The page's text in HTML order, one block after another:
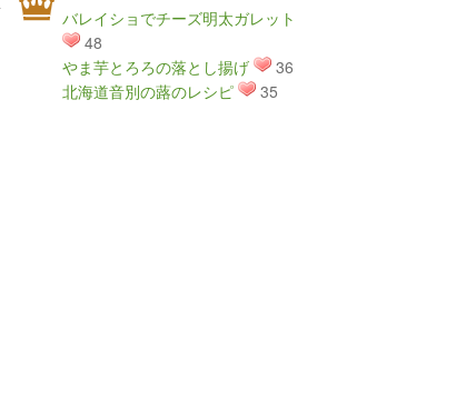
バレイショでチーズ明太ガレット
48
やま芋とろろの落とし揚げ
36
北海道音別の蕗のレシピ
35